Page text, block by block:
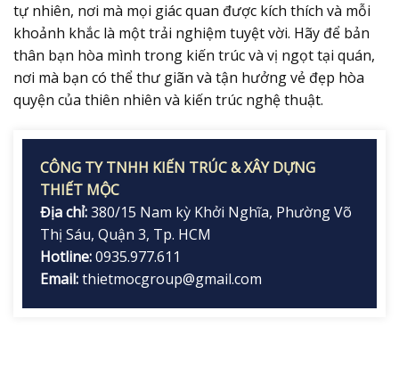
tự nhiên, nơi mà mọi giác quan được kích thích và mỗi
khoảnh khắc là một trải nghiệm tuyệt vời. Hãy để bản
thân bạn hòa mình trong kiến trúc và vị ngọt tại quán,
nơi mà bạn có thể thư giãn và tận hưởng vẻ đẹp hòa
quyện của thiên nhiên và kiến trúc nghệ thuật.
CÔNG TY TNHH KIẾN TRÚC & XÂY DỰNG
THIẾT MỘC
Địa chỉ:380/15 Nam kỳ Khởi Nghĩa, Phường Võ
Thị Sáu, Quận 3, Tp. HCM
Hotline:0935.977.611
Email:thietmocgroup@gmail.com